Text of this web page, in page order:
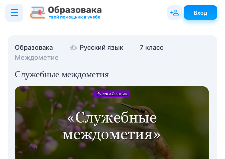
Образовака ✍ Русский язык
7 класс
Междометие
Служебные междометия
Вход